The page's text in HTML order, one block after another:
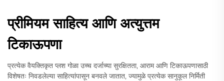
प्रीमियम साहित्य आणि अत्युत्तम
टिकाऊपणा
प्रत्येक वैयक्तिकृत प्लश गोळा उच्च दर्जाच्या सुरक्षितता, आराम आणि टिकाऊपणासाठी
विशेषतः निवडलेल्या साहित्यांपासून बनवले जातात, ज्यामुळे प्रत्येक सानुकूल निर्मिती